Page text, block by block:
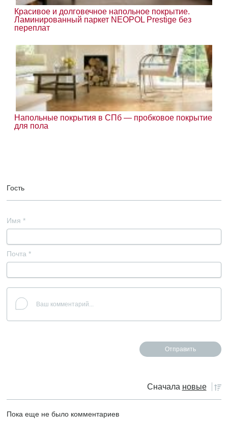
Красивое и долговечное напольное покрытие.
Ламинированный паркет NEOPOL Prestige без
переплат
Напольные покрытия в СПб — пробковое покрытие
для пола
Гость
Имя *
Почта *
Сначала новые
Пока еще не было комментариев